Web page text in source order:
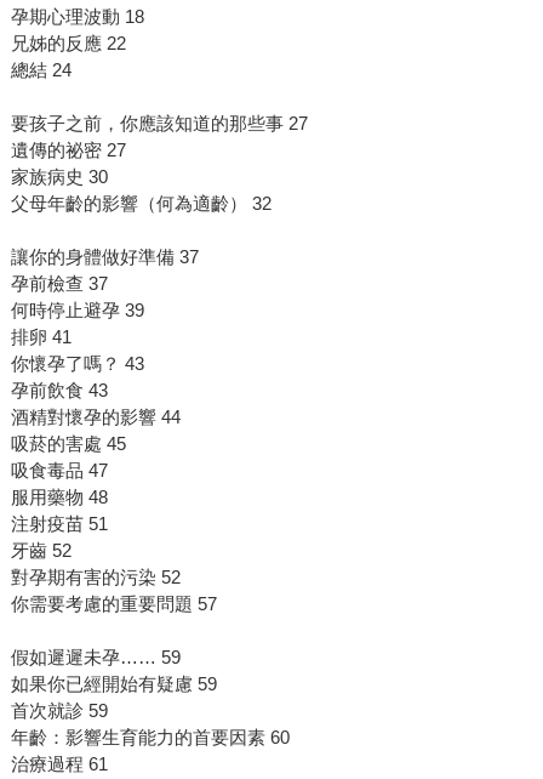
孕期心理波動 18
兄姊的反應 22
總結 24
要孩子之前，你應該知道的那些事 27
遺傳的祕密 27
家族病史 30
父母年齡的影響（何為適齡） 32
讓你的身體做好準備 37
孕前檢查 37
何時停止避孕 39
排卵 41
你懷孕了嗎？ 43
孕前飲食 43
酒精對懷孕的影響 44
吸菸的害處 45
吸食毒品 47
服用藥物 48
注射疫苗 51
牙齒 52
對孕期有害的污染 52
你需要考慮的重要問題 57
假如遲遲未孕…… 59
如果你已經開始有疑慮 59
首次就診 59
年齡：影響生育能力的首要因素 60
治療過程 61